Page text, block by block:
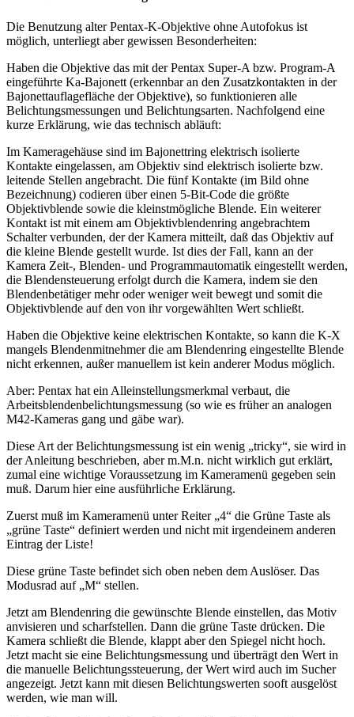
Die Benutzung alter Pentax-K-Objektive ohne Autofokus ist
möglich, unterliegt aber gewissen Besonderheiten:
Haben die Objektive das mit der Pentax Super-A bzw. Program-A
eingeführte Ka-Bajonett (erkennbar an den Zusatzkontakten in der
Bajonettauflagefläche der Objektive), so funktionieren alle
Belichtungsmessungen und Belichtungsarten. Nachfolgend eine
kurze Erklärung, wie das technisch abläuft:
Im Kameragehäuse sind im Bajonettring elektrisch isolierte
Kontakte eingelassen, am Objektiv sind elektrisch isolierte bzw.
leitende Stellen angebracht. Die fünf Kontakte (im Bild ohne
Bezeichnung) codieren über einen 5-Bit-Code die größte
Objektivblende sowie die kleinstmögliche Blende. Ein weiterer
Kontakt ist mit einem am Objektivblendenring angebrachtem
Schalter verbunden, der der Kamera mitteilt, daß das Objektiv auf
die kleine Blende gestellt wurde. Ist dies der Fall, kann an der
Kamera Zeit-, Blenden- und Programmautomatik eingestellt werden,
die Blendensteuerung erfolgt durch die Kamera, indem sie den
Blendenbetätiger mehr oder weniger weit bewegt und somit die
Objektivblende auf den von ihr vorgewählten Wert schließt.
Haben die Objektive keine elektrischen Kontakte, so kann die K-X
mangels Blendenmitnehmer die am Blendenring eingestellte Blende
nicht erkennen, außer manuellem ist kein anderer Modus möglich.
Aber: Pentax hat ein Alleinstellungsmerkmal verbaut, die
Arbeitsblendenbelichtungsmessung (so wie es früher an analogen
M42-Kameras gang und gäbe war).
Diese Art der Belichtungsmessung ist ein wenig „tricky“, sie wird in
der Anleitung beschrieben, aber m.M.n. nicht wirklich gut erklärt,
zumal eine wichtige Voraussetzung im Kameramenü gegeben sein
muß. Darum hier eine ausführliche Erklärung.
Zuerst muß im Kameramenü unter Reiter „4“ die Grüne Taste als
„grüne Taste“ definiert werden und nicht mit irgendeinem anderen
Eintrag der Liste!
Diese grüne Taste befindet sich oben neben dem Auslöser. Das
Modusrad auf „M“ stellen.
Jetzt am Blendenring die gewünschte Blende einstellen, das Motiv
anvisieren und scharfstellen. Dann die grüne Taste drücken. Die
Kamera schließt die Blende, klappt aber den Spiegel nicht hoch.
Jetzt macht sie eine Belichtungsmessung und überträgt den Wert in
die manuelle Belichtungssteuerung, der Wert wird auch im Sucher
angezeigt. Jetzt kann mit diesen Belichtungswerten sooft ausgelöst
werden, wie man will.